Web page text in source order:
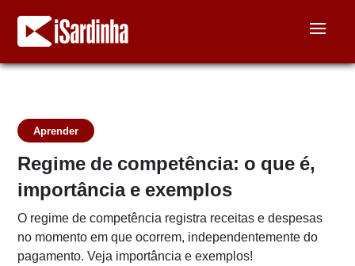
Aprender
Regime de competência: o que é,
importância e exemplos
O regime de competência registra receitas e despesas
no momento em que ocorrem, independentemente do
pagamento. Veja importância e exemplos!